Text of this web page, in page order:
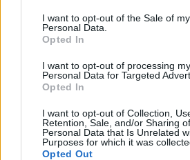
I want to opt-out of the Sale of my
Personal Data.
Opted In
I want to opt-out of processing my
Personal Data for Targeted
Opted In
I want to opt-out of Collection,
Retention, Sale, and/or Sharing
Personal Data that Is Unrelated
Purposes for which it was
Opted Out
No vienas puses, mēs vēlamies,
otras puses – likvidējam
viens no instrumentiem, lai
izglītību. Turklāt, darām to laikā,
skolēniem nav pieejama
skolās.